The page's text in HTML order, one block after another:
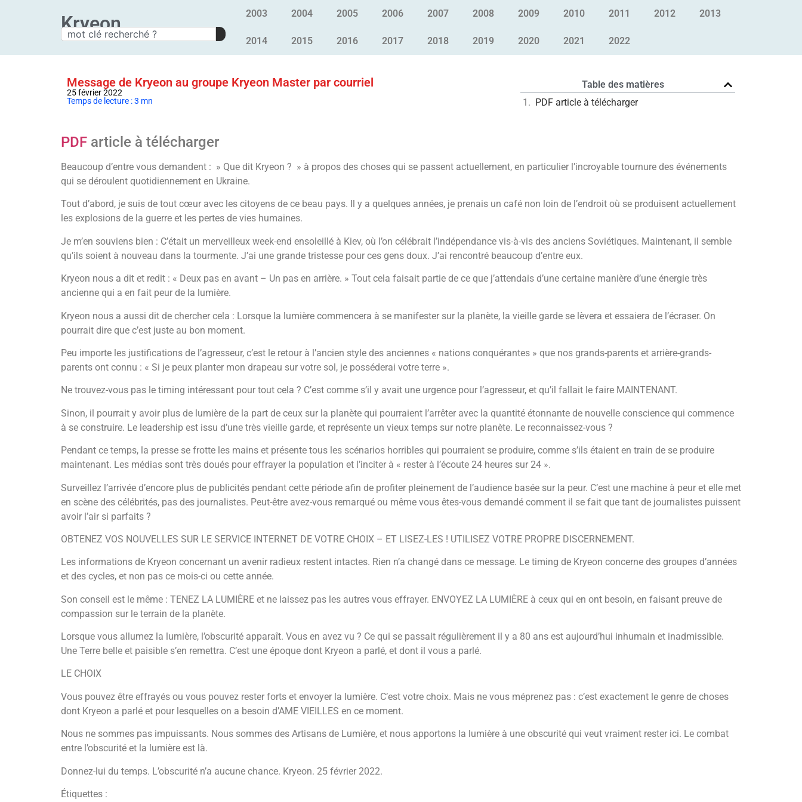
Kryeon 2003 2004 2005 2006 2007 2008 2009 2010 2011 2012 2013
2014 2015 2016 2017 2018 2019 2020 2021 2022
Message de Kryeon au groupe Kryeon Master par courriel
25 février 2022
Temps de lecture : 3 mn
Table des matières
PDF article à télécharger
PDF article à télécharger
Beaucoup d’entre vous demandent : » Que dit Kryeon ? » à propos des choses qui se passent actuellement, en particulier l’incroyable tournure des événements
qui se déroulent quotidiennement en Ukraine.
Tout d’abord, je suis de tout cœur avec les citoyens de ce beau pays. Il y a quelques années, je prenais un café non loin de l’endroit où se produisent actuellement
les explosions de la guerre et les pertes de vies humaines.
Je m’en souviens bien : C’était un merveilleux week-end ensoleillé à Kiev, où l’on célébrait l’indépendance vis-à-vis des anciens Soviétiques. Maintenant, il semble
qu’ils soient à nouveau dans la tourmente. J’ai une grande tristesse pour ces gens doux. J’ai rencontré beaucoup d’entre eux.
Kryeon nous a dit et redit : « Deux pas en avant – Un pas en arrière. » Tout cela faisait partie de ce que j’attendais d’une certaine manière d’une énergie très
ancienne qui a en fait peur de la lumière.
Kryeon nous a aussi dit de chercher cela : Lorsque la lumière commencera à se manifester sur la planète, la vieille garde se lèvera et essaiera de l’écraser. On
pourrait dire que c’est juste au bon moment.
Peu importe les justifications de l’agresseur, c’est le retour à l’ancien style des anciennes « nations conquérantes » que nos grands-parents et arrière-grands-
parents ont connu : « Si je peux planter mon drapeau sur votre sol, je posséderai votre terre ».
Ne trouvez-vous pas le timing intéressant pour tout cela ? C’est comme s’il y avait une urgence pour l’agresseur, et qu’il fallait le faire MAINTENANT.
Sinon, il pourrait y avoir plus de lumière de la part de ceux sur la planète qui pourraient l’arrêter avec la quantité étonnante de nouvelle conscience qui commence
à se construire. Le leadership est issu d’une très vieille garde, et représente un vieux temps sur notre planète. Le reconnaissez-vous ?
Pendant ce temps, la presse se frotte les mains et présente tous les scénarios horribles qui pourraient se produire, comme s’ils étaient en train de se produire
maintenant. Les médias sont très doués pour effrayer la population et l’inciter à « rester à l’écoute 24 heures sur 24 ».
Surveillez l’arrivée d’encore plus de publicités pendant cette période afin de profiter pleinement de l’audience basée sur la peur. C’est une machine à peur et elle met
en scène des célébrités, pas des journalistes. Peut-être avez-vous remarqué ou même vous êtes-vous demandé comment il se fait que tant de journalistes puissent
avoir l’air si parfaits ?
OBTENEZ VOS NOUVELLES SUR LE SERVICE INTERNET DE VOTRE CHOIX – ET LISEZ-LES ! UTILISEZ VOTRE PROPRE DISCERNEMENT.
Les informations de Kryeon concernant un avenir radieux restent intactes. Rien n’a changé dans ce message. Le timing de Kryeon concerne des groupes d’années
et des cycles, et non pas ce mois-ci ou cette année.
Son conseil est le même : TENEZ LA LUMIÈRE et ne laissez pas les autres vous effrayer. ENVOYEZ LA LUMIÈRE à ceux qui en ont besoin, en faisant preuve de
compassion sur le terrain de la planète.
Lorsque vous allumez la lumière, l’obscurité apparaît. Vous en avez vu ? Ce qui se passait régulièrement il y a 80 ans est aujourd’hui inhumain et inadmissible.
Une Terre belle et paisible s’en remettra. C’est une époque dont Kryeon a parlé, et dont il vous a parlé.
LE CHOIX
Vous pouvez être effrayés ou vous pouvez rester forts et envoyer la lumière. C’est votre choix. Mais ne vous méprenez pas : c’est exactement le genre de choses
dont Kryeon a parlé et pour lesquelles on a besoin d’AME VIEILLES en ce moment.
Nous ne sommes pas impuissants. Nous sommes des Artisans de Lumière, et nous apportons la lumière à une obscurité qui veut vraiment rester ici. Le combat
entre l’obscurité et la lumière est là.
Donnez-lui du temps. L’obscurité n’a aucune chance. Kryeon. 25 février 2022.
Étiquettes :